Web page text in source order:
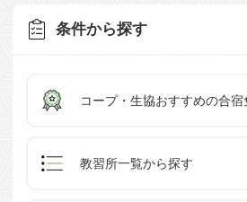
条件から探す
コープ・生協おすすめの合宿
教習所一覧から探す